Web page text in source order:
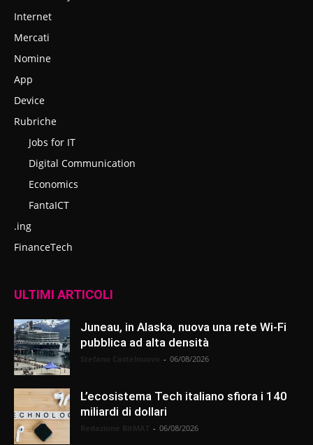
Internet
Mercati
Nomine
App
Device
Rubriche
Jobs for IT
Digital Communication
Economics
FantaICT
.ing
FinanceTech
ULTIMI ARTICOLI
Juneau, in Alaska, nuova una rete Wi-Fi
pubblica ad alta densità
- 06/08/2026
L’ecosistema Tech italiano sfiora i 140
miliardi di dollari
- 06/08/2026